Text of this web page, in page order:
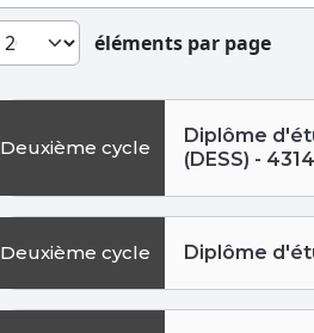
éléments par page
Deuxième cycle
Diplôme
(DESS) - 4314
Deuxième cycle Diplôme